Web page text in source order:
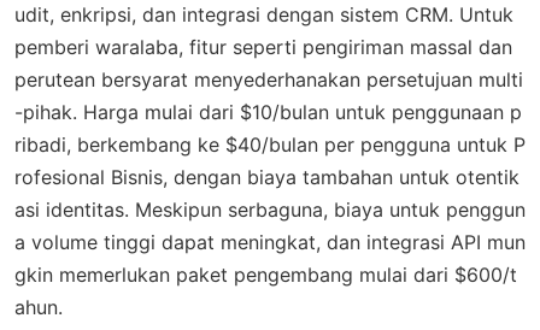
udit, enkripsi, dan integrasi dengan sistem CRM. Untuk
pemberi waralaba, fitur seperti pengiriman massal dan
perutean bersyarat menyederhanakan persetujuan multi
-pihak. Harga mulai dari $10/bulan untuk penggunaan p
ribadi, berkembang ke $40/bulan per pengguna untuk P
rofesional Bisnis, dengan biaya tambahan untuk otentik
asi identitas. Meskipun serbaguna, biaya untuk penggun
a volume tinggi dapat meningkat, dan integrasi API mun
gkin memerlukan paket pengembang mulai dari $600/t
ahun.